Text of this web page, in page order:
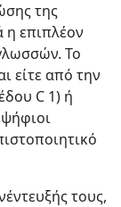
της
η επιπλέον
Το
είτε από την
C 1) ή
τους,